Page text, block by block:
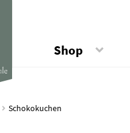
Shop
Schokokuchen